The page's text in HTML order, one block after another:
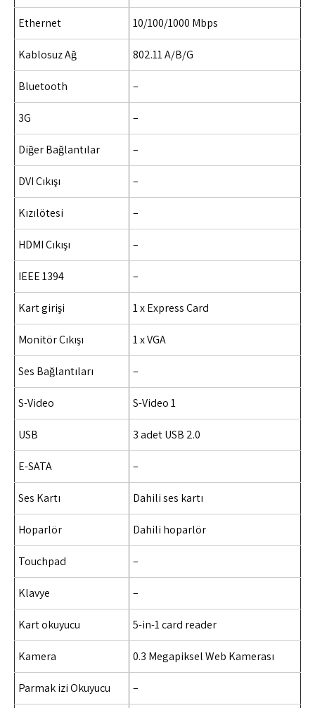
Ethernet 10/100/1000 Mbps
Kablosuz Ağ 802.11 A/B/G
Bluetooth –
3G –
Diğer Bağlantılar –
DVI Çıkışı –
Kızılötesi –
HDMI Çıkışı –
IEEE 1394 –
Kart girişi 1 x Express Card
Monitör Çıkışı 1 x VGA
Ses Bağlantıları –
S-Video S-Video 1
USB 3 adet USB 2.0
E-SATA –
Ses Kartı Dahili ses kartı
Hoparlör Dahili hoparlör
Touchpad –
Klavye –
Kart okuyucu 5-in-1 card reader
Kamera 0.3 Megapiksel Web Kamerası
Parmak izi Okuyucu –